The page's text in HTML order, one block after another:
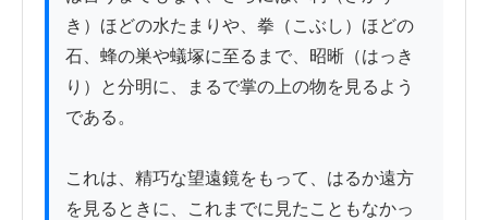
き）ほどの水たまりや、拳（こぶし）ほどの
石、蜂の巣や蟻塚に至るまで、昭晰（はっき
り）と分明に、まるで掌の上の物を見るよう
である。
これは、精巧な望遠鏡をもって、はるか遠方
を見るときに、これまでに見たこともなかっ